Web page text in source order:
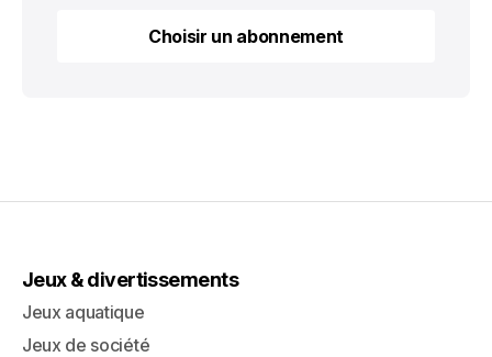
50 $US par an
Choisir un abonnement
Jeux & divertissements
Jeux aquatique
Jeux de société